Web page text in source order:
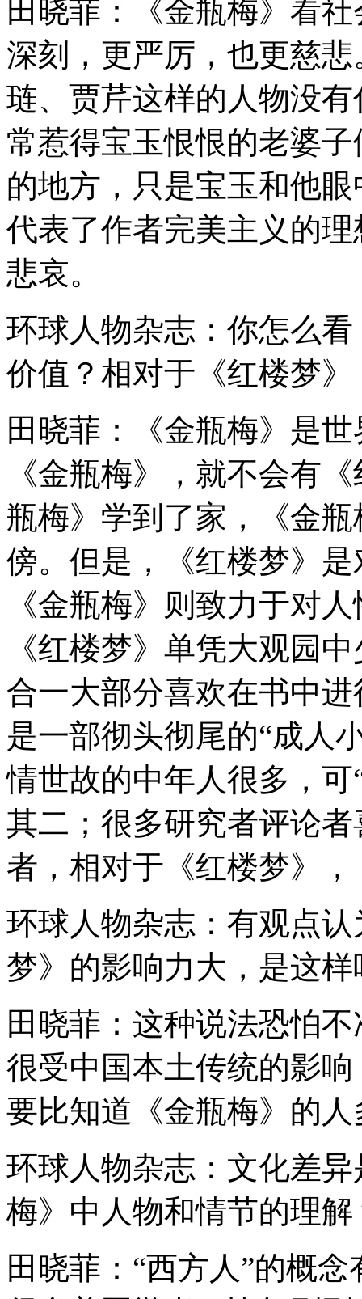
田晓菲：《金瓶梅》看
深刻，更严厉，也更慈
琏、贾芹这样的人物没
常惹得宝玉恨恨的老婆
的地方，只是宝玉和他
代表了作者完美主义的
悲哀。
环球人物杂志：你怎么
价值？相对于《红楼梦
田晓菲：《金瓶梅》是
《金瓶梅》，就不会有
瓶梅》学到了家，《金
傍。但是，《红楼梦》
《金瓶梅》则致力于对
《红楼梦》单凭大观园
合一大部分喜欢在书中
是一部彻头彻尾的“成人
情世故的中年人很多，
其二；很多研究者评论
者，相对于《红楼梦》
环球人物杂志：有观点
梦》的影响力大，是这样
田晓菲：这种说法恐怕
很受中国本土传统的影
要比知道《金瓶梅》的人
环球人物杂志：文化差
梅》中人物和情节的理解
田晓菲：“西方人”的概